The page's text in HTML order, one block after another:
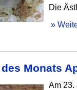
Die
»
Monats
Am 23.